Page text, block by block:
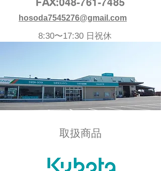
8:30〜17:30 日祝休
hosoda7545276@gmail.com
取扱商品